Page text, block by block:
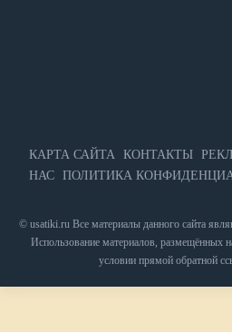
КАРТА САЙТА КОНТАКТЫ
НАС ПОЛИТИКА
© usatiki.ru Все материалы данного сайта
Использование материалов, размещённых
условии прямой обратной